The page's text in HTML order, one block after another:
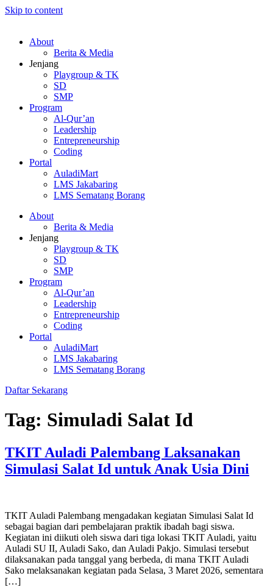
Skip to content
About
Berita & Media
Jenjang
Playgroup & TK
SD
SMP
Program
Al-Qur’an
Leadership
Entrepreneurship
Coding
Portal
AuladiMart
LMS Jakabaring
LMS Sematang Borang
About
Berita & Media
Jenjang
Playgroup & TK
SD
SMP
Program
Al-Qur’an
Leadership
Entrepreneurship
Coding
Portal
AuladiMart
LMS Jakabaring
LMS Sematang Borang
Daftar Sekarang
Tag: Simuladi Salat Id
TKIT Auladi Palembang Laksanakan
Simulasi Salat Id untuk Anak Usia Dini
TKIT Auladi Palembang mengadakan kegiatan Simulasi Salat Id
sebagai bagian dari pembelajaran praktik ibadah bagi siswa.
Kegiatan ini diikuti oleh siswa dari tiga lokasi TKIT Auladi, yaitu
Auladi SU II, Auladi Sako, dan Auladi Pakjo. Simulasi tersebut
dilaksanakan pada tanggal yang berbeda, di mana TKIT Auladi
Sako melaksanakan kegiatan pada Selasa, 3 Maret 2026, sementara
[…]